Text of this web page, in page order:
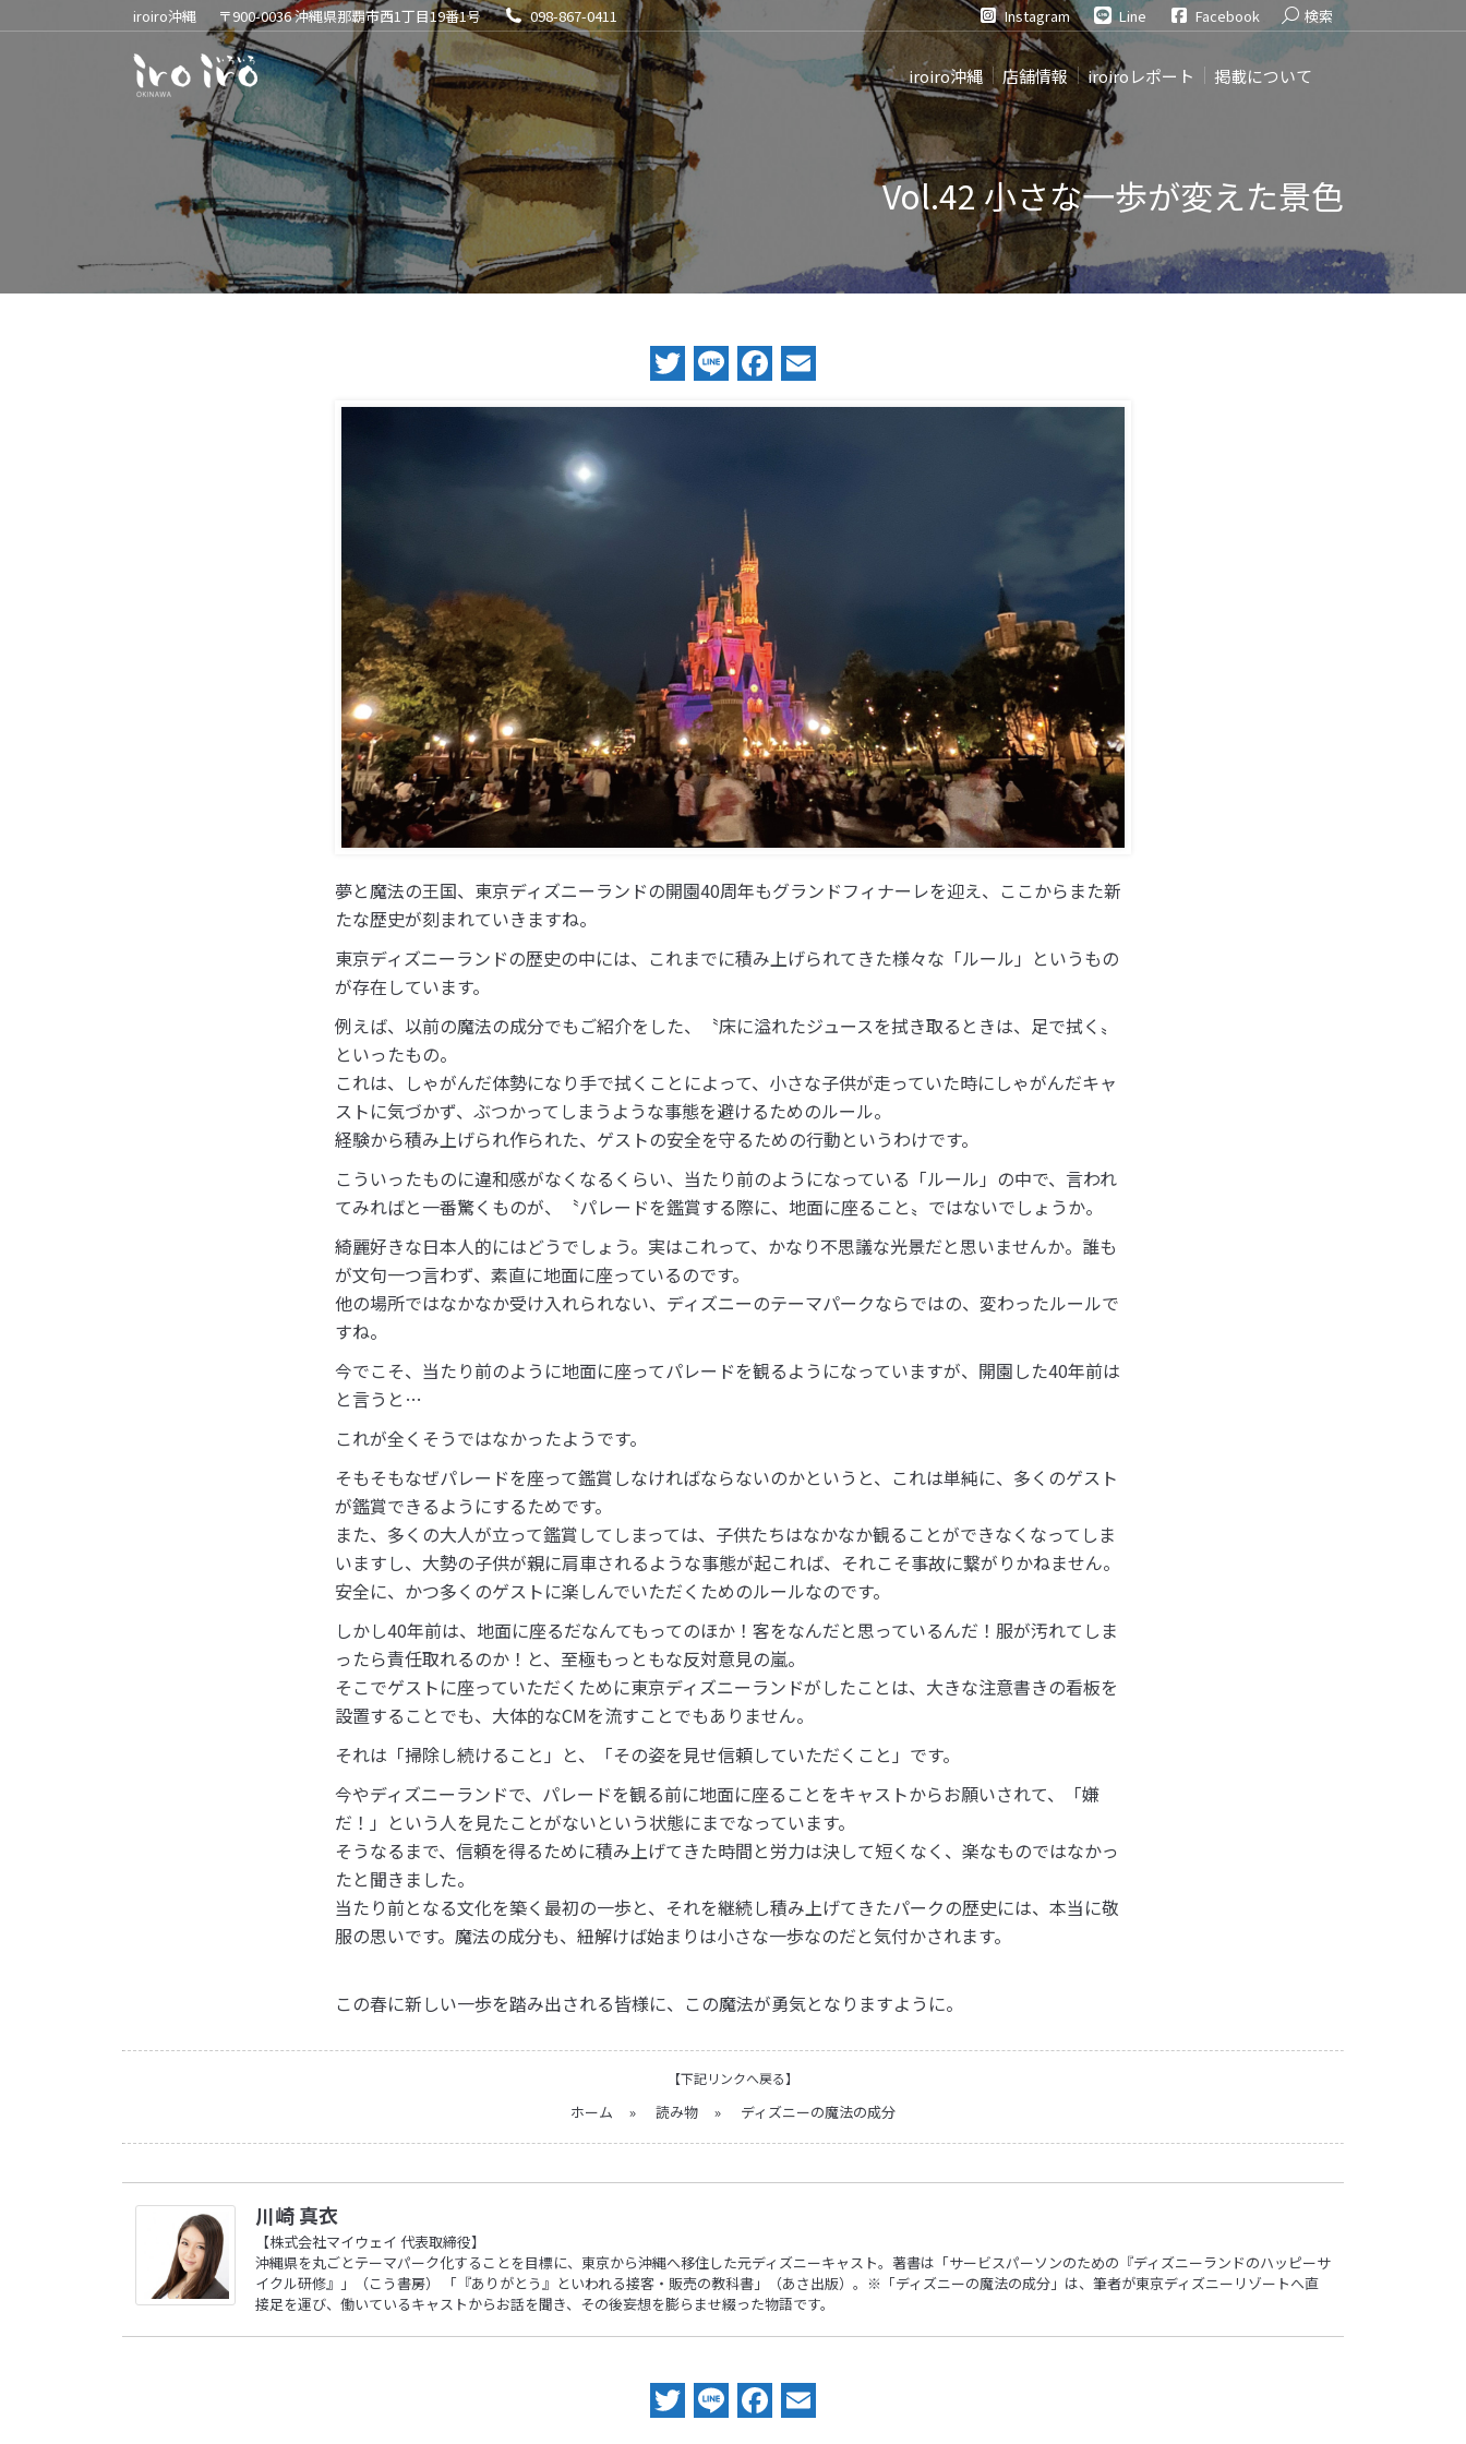
iroiro沖縄 〒900-0036 沖縄県那覇市西1丁目19番1号 098-867-0411 Instagram Line Facebook Search:
検索
iroiro沖縄 店舗情報 iroiroレポート 掲載について
Vol.42 小さな一歩が変えた景色
Twitter
LineFacebook
夢と魔法の王国、東京ディズニーランドの開園40周年もグランドフィナーレを迎え、ここからまた新
たな歴史が刻まれていきますね。
東京ディズニーランドの歴史の中には、これまでに積み上げられてきた様々な「ルール」というもの
が存在しています。
例えば、以前の魔法の成分でもご紹介をした、〝床に溢れたジュースを拭き取るときは、足で拭く〟
といったもの。
これは、しゃがんだ体勢になり手で拭くことによって、小さな子供が走っていた時にしゃがんだキャ
ストに気づかず、ぶつかってしまうような事態を避けるためのルール。
経験から積み上げられ作られた、ゲストの安全を守るための行動というわけです。
こういったものに違和感がなくなるくらい、当たり前のようになっている「ルール」の中で、言われ
てみればと一番驚くものが、〝パレードを鑑賞する際に、地面に座ること〟ではないでしょうか。
綺麗好きな日本人的にはどうでしょう。実はこれって、かなり不思議な光景だと思いませんか。誰も
が文句一つ言わず、素直に地面に座っているのです。
他の場所ではなかなか受け入れられない、ディズニーのテーマパークならではの、変わったルールで
すね。
今でこそ、当たり前のように地面に座ってパレードを観るようになっていますが、開園した40年前は
と言うと…
これが全くそうではなかったようです。
そもそもなぜパレードを座って鑑賞しなければならないのかというと、これは単純に、多くのゲスト
が鑑賞できるようにするためです。
また、多くの大人が立って鑑賞してしまっては、子供たちはなかなか観ることができなくなってしま
いますし、大勢の子供が親に肩車されるような事態が起これば、それこそ事故に繋がりかねません。
安全に、かつ多くのゲストに楽しんでいただくためのルールなのです。
しかし40年前は、地面に座るだなんてもってのほか！客をなんだと思っているんだ！服が汚れてしま
ったら責任取れるのか！と、至極もっともな反対意見の嵐。
そこでゲストに座っていただくために東京ディズニーランドがしたことは、大きな注意書きの看板を
設置することでも、大体的なCMを流すことでもありません。
それは「掃除し続けること」と、「その姿を見せ信頼していただくこと」です。
今やディズニーランドで、パレードを観る前に地面に座ることをキャストからお願いされて、「嫌
だ！」という人を見たことがないという状態にまでなっています。
そうなるまで、信頼を得るために積み上げてきた時間と労力は決して短くなく、楽なものではなかっ
たと聞きました。
当たり前となる文化を築く最初の一歩と、それを継続し積み上げてきたパークの歴史には、本当に敬
服の思いです。魔法の成分も、紐解けば始まりは小さな一歩なのだと気付かされます。
この春に新しい一歩を踏み出される皆様に、この魔法が勇気となりますように。
【下記リンクへ戻る】
ホーム » 読み物 » ディズニーの魔法の成分
川崎 真衣
【株式会社マイウェイ 代表取締役】
沖縄県を丸ごとテーマパーク化することを目標に、東京から沖縄へ移住した元ディズニーキャスト。著書は「サービスパーソンのための『ディズニーランドのハッピーサ
イクル研修』」（こう書房） 「『ありがとう』といわれる接客・販売の教科書」（あさ出版）。※「ディズニーの魔法の成分」は、筆者が東京ディズニーリゾートへ直
接足を運び、働いているキャストからお話を聞き、その後妄想を膨らませ綴った物語です。
Twitter
LineFacebook